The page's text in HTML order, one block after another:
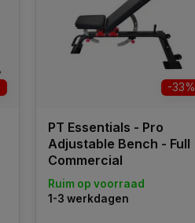
-33%
PT Essentials - Pro
Adjustable Bench - Full
Commercial
Ruim op voorraad
1-3 werkdagen